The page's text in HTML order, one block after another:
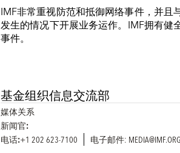
IMF非常重视防范和抵御网络事件，并且
发生的情况下开展业务运作。 IMF拥有健
事件。
基金组织信息交流部
媒体关系
新闻官:
电话:+1 202 623-7100 电子邮件: MEDIA@IMF.ORG